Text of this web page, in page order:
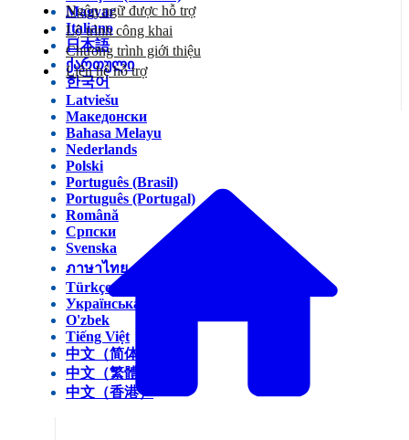
Magyar
Italiano
日本語
ქართული
한국어
Latviešu
Македонски
Bahasa Melayu
Nederlands
Polski
Português (Brasil)
Português (Portugal)
Română
Српски
Svenska
ภาษาไทย
Türkçe
Українська
O'zbek
Tiếng Việt
中文（简体）
中文（繁體）
中文（香港）
Ngôn ngữ được hỗ trợ
Lộ trình công khai
Chương trình giới thiệu
Liên hệ hỗ trợ